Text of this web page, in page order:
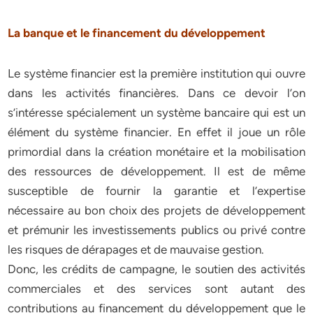
La banque et le financement du développement
Le système financier est la première institution qui ouvre
dans les activités financières. Dans ce devoir l’on
s’intéresse spécialement un système bancaire qui est un
élément du système financier. En effet il joue un rôle
primordial dans la création monétaire et la mobilisation
des ressources de développement. Il est de même
susceptible de fournir la garantie et l’expertise
nécessaire au bon choix des projets de développement
et prémunir les investissements publics ou privé contre
les risques de dérapages et de mauvaise gestion.
Donc, les crédits de campagne, le soutien des activités
commerciales et des services sont autant des
contributions au financement du développement que le